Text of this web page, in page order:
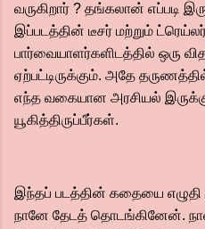
வருகிறார் ? தங்கலான் எப்படி
இப்படத்தின் டீசர் மற்றும்
பார்வையாளர்களிடத்தில் ஒரு
ஏற்பட்டிருக்கும்.‌ அதே
எந்த வகையான அரசியல்
யூகித்திருப்பீர்கள்.
இந்தப் படத்தின் கதையை எழுதி
நானே தேடத் தொடங்கினேன்.